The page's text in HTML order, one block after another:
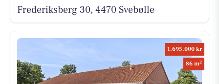
Frederiksberg 30, 4470 Svebølle
1.695.000 kr
86 m2